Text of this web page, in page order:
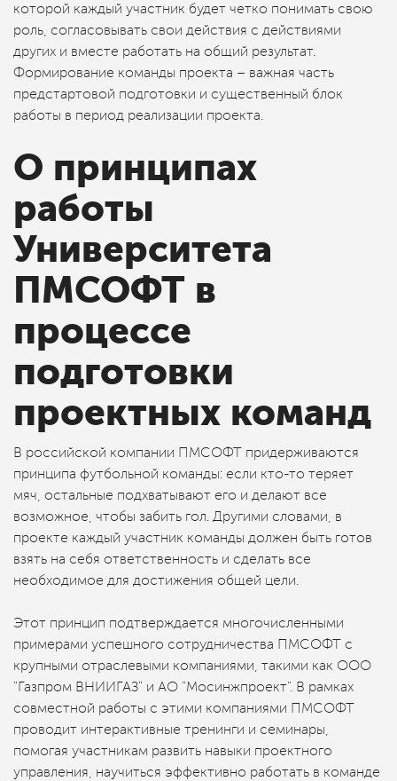
которой каждый участник будет четко понимать свою
роль, согласовывать свои действия с действиями
других и вместе работать на общий результат.
Формирование команды проекта – важная часть
предстартовой подготовки и существенный блок
работы в период реализации проекта.
О принципах
работы
Университета
ПМСОФТ в
процессе
подготовки
проектных команд
В российской компании ПМСОФТ придерживаются
принципа футбольной команды: если кто-то теряет
мяч, остальные подхватывают его и делают все
возможное, чтобы забить гол. Другими словами, в
проекте каждый участник команды должен быть готов
взять на себя ответственность и сделать все
необходимое для достижения общей цели.
Этот принцип подтверждается многочисленными
примерами успешного сотрудничества ПМСОФТ с
крупными отраслевыми компаниями, такими как ООО
"Газпром ВНИИГАЗ" и AO "Мосинжпроект". В рамках
совместной работы с этими компаниями ПМСОФТ
проводит интерактивные тренинги и семинары,
помогая участникам развить навыки проектного
управления, научиться эффективно работать в команде